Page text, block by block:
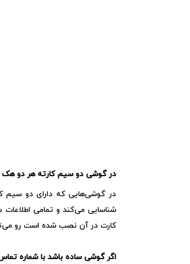
در گوشی دو سیم کارته هر دو
در گوشی‌هایی که دارای دو سیم
شناسایی می‌کند و تمامی
کارت در آن نصب شده است رو
اگر گوشی ساده باشد با شماره